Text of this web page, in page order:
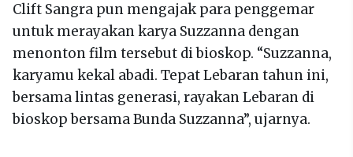
Clift Sangra pun mengajak para penggemar
untuk merayakan karya Suzzanna dengan
menonton film tersebut di bioskop. “Suzzanna,
karyamu kekal abadi. Tepat Lebaran tahun ini,
bersama lintas generasi, rayakan Lebaran di
bioskop bersama Bunda Suzzanna”, ujarnya.